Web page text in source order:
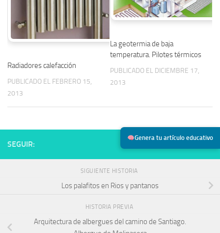
Genera tu artículo educativo
Radiadores calefacción
PUBLICADO EL FEBRERO 15,
2013
La geotermia de baja
temperatura. Pilotes térmicos
PUBLICADO EL DICIEMBRE 17,
2013
SEGUIR:
SIGUIENTE HISTORIA
Los palafitos en Rios y pantanos
HISTORIA PREVIA
Arquitectura de albergues del camino de Santiago.